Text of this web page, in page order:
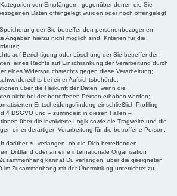
von Empfängern, gegenüber denen die Sie
Daten offengelegt wurden oder noch offengelegt
der Sie betreffenden personenbezogenen
Angaben hierzu nicht möglich sind, Kriterien für die
auf Berichtigung oder Löschung der Sie betreffenden
eines Rechts auf Einschränkung der Verarbeitung durch
eines Widerspruchsrechts gegen diese Verarbeitung;
bei einer Aufsichtsbehörde;
über die Herkunft der Daten, wenn die
nicht bei der betroffenen Person erhoben werden;
Entscheidungsfindung einschließlich Profiling
4 DSGVO und – zumindest in diesen Fällen –
über die involvierte Logik sowie die Tragweite und die
einer derartigen Verarbeitung für die betroffene Person.
darüber zu verlangen, ob die Dich betreffenden
Drittland oder an eine internationale Organisation
kannat Du verlangen, über die geeigneten
im Zusammenhang mit der Übermittlung unterrichtet zu